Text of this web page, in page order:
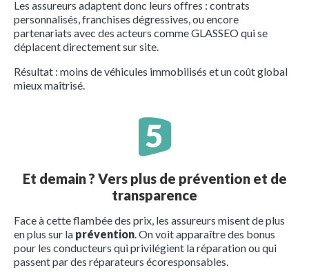
Les assureurs adaptent donc leurs offres : contrats
personnalisés, franchises dégressives, ou encore
partenariats avec des acteurs comme GLASSEO qui se
déplacent directement sur site.
Résultat : moins de véhicules immobilisés et un coût global
mieux maîtrisé.
Et demain ? Vers plus de prévention et de
transparence
Face à cette flambée des prix, les assureurs misent de plus
en plus sur la prévention. On voit apparaître des bonus
pour les conducteurs qui privilégient la réparation ou qui
passent par des réparateurs écoresponsables.